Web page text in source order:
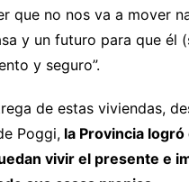
que no nos va a mover
y un futuro para que él
y seguro”.
de estas viviendas,
Poggi,la Provincia logró
vivir el presente e